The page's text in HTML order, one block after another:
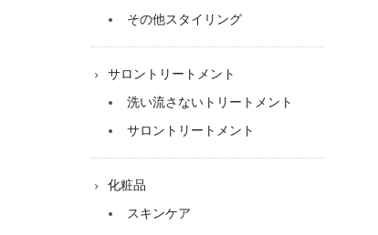
その他スタイリング
サロントリートメント
洗い流さないトリートメント
サロントリートメント
化粧品
スキンケア